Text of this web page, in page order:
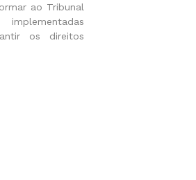
ao Tribunal
os direitos